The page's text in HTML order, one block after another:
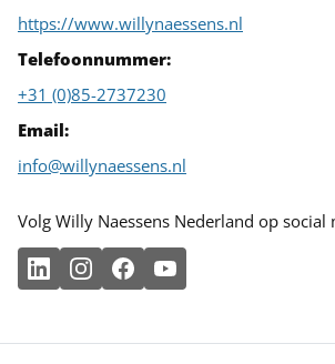
https://www.willynaessens.nl
Telefoonnummer:
+31 (0)85-2737230
Email:
info@willynaessens.nl
Volg Willy Naessens Nederland op social